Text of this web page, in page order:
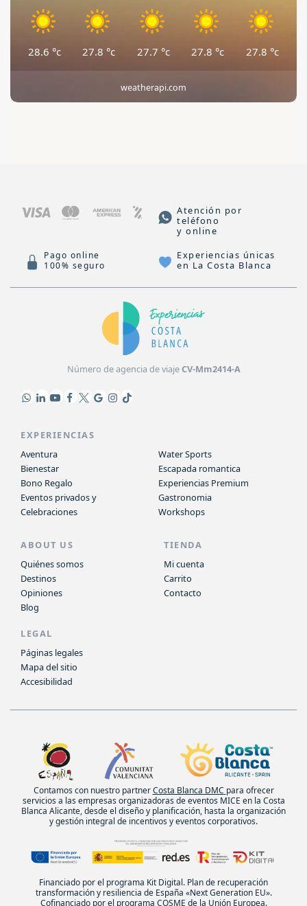
28.6 °c 27.8 °c 27.7 °c 27.8 °c 27.8 °c
weatherapi.com
Atención por
teléfono
y online
Pago online
100% seguro
Experiencias únicas
en La Costa Blanca
Número de agencia de viajeCV-Mm2414-A
EXPERIENCIAS
Aventura
Bienestar
Bono Regalo
Eventos privados y
Celebraciones
Water Sports
Escapada romantica
Experiencias Premium
Gastronomia
Workshops
ABOUT US
Quiénes somos
Destinos
Opiniones
Blog
TIENDA
Mi cuenta
Carrito
Contacto
LEGAL
Páginas legales
Mapa del sitio
Accesibilidad
Contamos con nuestro partnerCosta Blanca DMC para ofrecer
servicios a las empresas organizadoras de eventos MICE en la Costa
Blanca Alicante, desde el diseño y planificación, hasta la organización
y gestión integral de incentivos y eventos corporativos.
Financiado por el programa Kit Digital. Plan de recuperación
transformación y resiliencia de España «Next Generation EU».
Cofinanciado por el programa COSME de la Unión Europea.